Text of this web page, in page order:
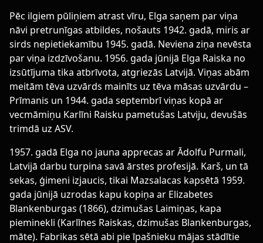
Pēc ilgiem pūliņiem atrast vīru, Elga saņem par viņa
nāvi pretrunīgas atbildes, nošauts 1942. gadā, miris ar
sirds nepietiekamību 1945. gadā. Neviena ziņa nevēsta
par viņa izdzīvošanu. 1956. gada jūnijā Elga Raiska no
izsūtījuma tika atbrīvota, atgriezās Latvijā. Viņas abām
meitām tēva uzvārds mainīts uz tēva māsas uzvārdu –
Prīmanis un 1944. gada septembrī viņas kopā ar
vecmāmiņu Karlīni Raisku pametušas Latviju, devušās
trimdā uz ASV.
1957. gadā Elga no jauna apprecas ar Ādolfu Purmali,
Latvijā darbu turpina savā ārstes profesijā. Karš, un tā
sekas, ģimeni izjaucis, tikai Mazsalacas kapsētā 1959.
gada jūnijā uzrodas kapu kopiņa ar Elizabetes
Blankenburgas (1866), dzimušas Laimiņas, kapa
pieminekli (Karlīnes Raiskas, dzimušas Blankenburgas,
māte). Fabrikas sētā abi pie īpašnieku mājas stādītie